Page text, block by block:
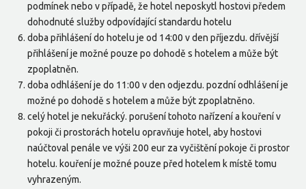
podmínek nebo v případě, že hotel neposkytl hostovi předem
dohodnuté služby odpovídající standardu hotelu
doba přihlášení do hotelu je od 14:00 v den příjezdu. dřívější
přihlášení je možné pouze po dohodě s hotelem a může být
zpoplatněn.
doba odhlášení je do 11:00 v den odjezdu. pozdní odhlášení je
možné po dohodě s hotelem a může být zpoplatněno.
celý hotel je nekuřácký. porušení tohoto nařízení a kouření v
pokoji či prostorách hotelu opravňuje hotel, aby hostovi
naúčtoval penále ve výši 200 eur za vyčištění pokoje či prostor
hotelu. kouření je možné pouze před hotelem k místě tomu
vyhrazeným.